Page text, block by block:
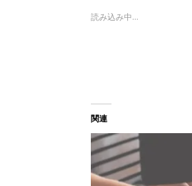
読み込み中...
関連